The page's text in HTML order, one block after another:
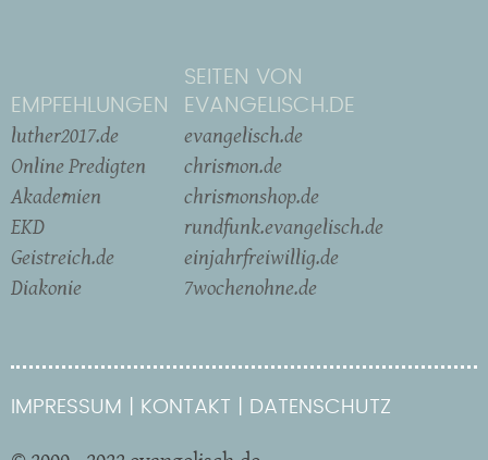
EMPFEHLUNGEN
luther2017.de
Online Predigten
Akademien
EKD
Geistreich.de
Diakonie
SEITEN VON
EVANGELISCH.DE
evangelisch.de
chrismon.de
chrismonshop.de
rundfunk.evangelisch.de
einjahrfreiwillig.de
7wochenohne.de
IMPRESSUM KONTAKT DATENSCHUTZ